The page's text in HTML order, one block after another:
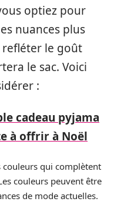
optiez pour
nuances plus
le goût
le sac. Voici
:
cadeau pyjama
à offrir à Noël
couleurs qui complètent
couleurs peuvent être
de mode actuelles.